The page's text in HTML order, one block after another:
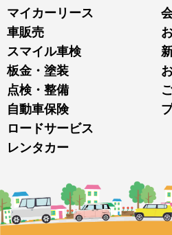
マイカーリース
車販売
スマイル車検
板金・塗装
点検・整備
自動車保険
ロードサービス
レンタカー